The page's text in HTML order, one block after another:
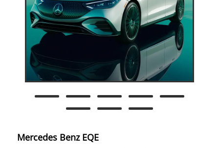
Mercedes Benz EQE